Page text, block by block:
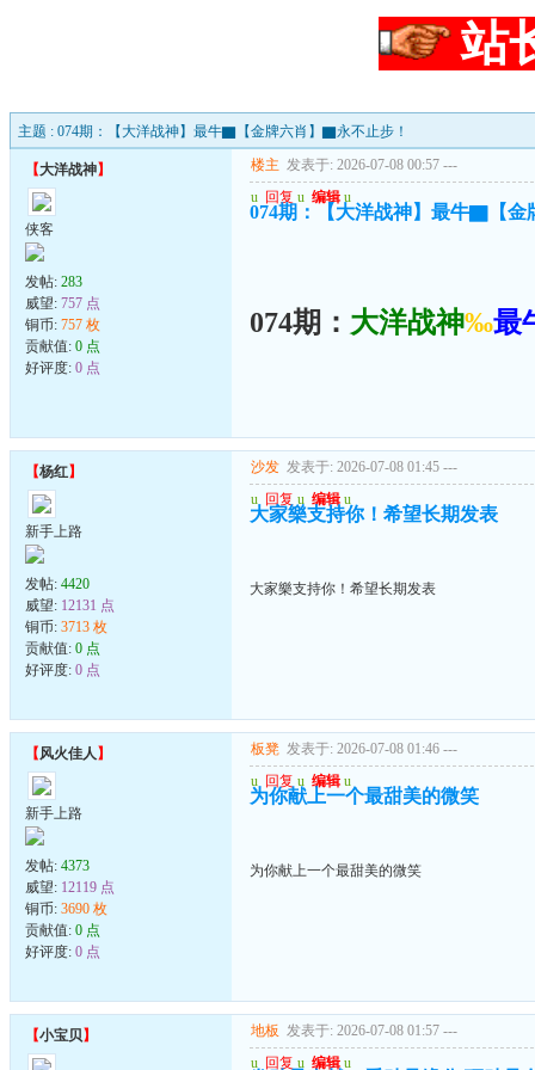
站
主题 : 074期：【大洋战神】最牛▇【金牌六肖】▇永不止步！
【大洋战神】
侠客
发帖: 283
威望: 757 点
铜币: 757 枚
贡献值: 0 点
好评度: 0 点
楼主 发表于: 2026-07-08 00:57 ---
u 回复 u 编辑 u
074期：【大洋战神】最牛▇【
074期： 大洋战神‰最
【杨红】
新手上路
发帖: 4420
威望: 12131 点
铜币: 3713 枚
贡献值: 0 点
好评度: 0 点
沙发 发表于: 2026-07-08 01:45 ---
u 回复 u 编辑 u
大家樂支持你！希望长期发表
大家樂支持你！希望长期发表
【风火佳人 】
新手上路
发帖: 4373
威望: 12119 点
铜币: 3690 枚
贡献值: 0 点
好评度: 0 点
板凳 发表于: 2026-07-08 01:46 ---
u 回复 u 编辑 u
为你献上一个最甜美的微笑
为你献上一个最甜美的微笑
【小宝贝】 地板 发表于: 2026-07-08 01:57 ---
u 回复 u 编辑 u